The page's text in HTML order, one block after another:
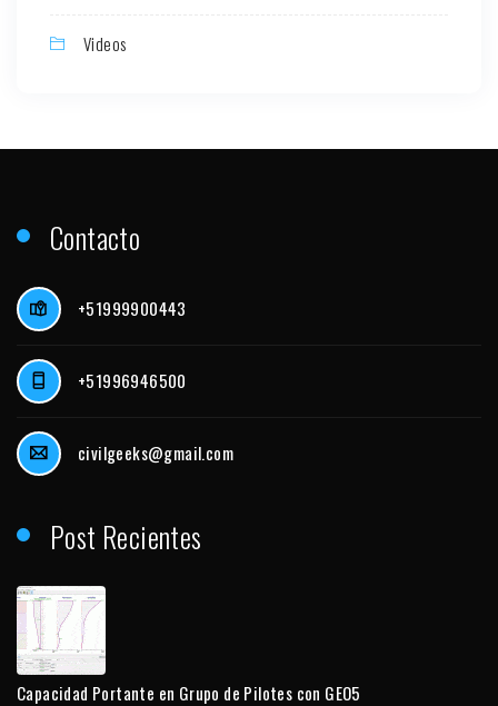
Videos
Contacto
+51999900443
+51996946500
civilgeeks@gmail.com
Post Recientes
Capacidad Portante en Grupo de Pilotes con GEO5